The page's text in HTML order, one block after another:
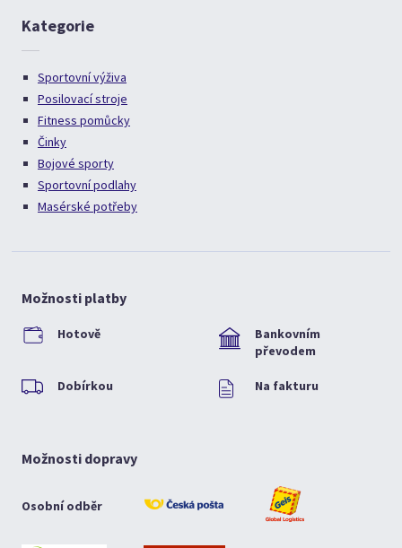
Kategorie
Sportovní výživa
Posilovací stroje
Fitness pomůcky
Činky
Bojové sporty
Sportovní podlahy
Masérské potřeby
Možnosti platby
Hotově
Bankovním
převodem
Dobírkou Na fakturu
Možnosti dopravy
Osobní odběr